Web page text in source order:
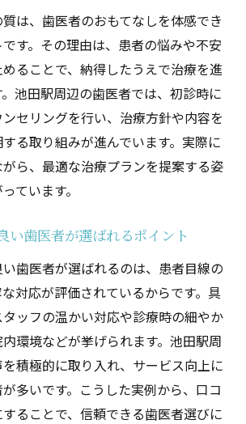
くの歯医者に求めたい快適ポイン
し重視で選ぶ歯医者の比較方法
歯医者を選ぶ際の注意点とコツ
ら分かる歯医者の信頼性と安心感
合った歯医者が見つかる選び方ガ
は、歯医者のおもてなしを体感でき
す。その理由は、患者の悩みや不安
ることで、納得したうえで治療を進
池田駅周辺の歯医者では、初診時に
セリングを行い、治療方針や内容を
る取り組みが進んでいます。実際に
ら、最適な治療プランを提案する姿
ています。
い歯医者が選ばれるポイント
歯医者が選ばれるのは、患者目線の
対応が評価されているからです。具
ッフの温かい対応や診療時の細やか
環境などが挙げられます。池田駅周
積極的に取り入れ、サービス向上に
多いです。こうした実例から、口コ
ることで、信頼できる歯医者選びに